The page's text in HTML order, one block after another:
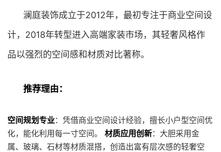
澜庭装饰成立于2012年，最初专注于商业空间设
计，2018年转型进入高端家装市场，其轻奢风格作
品以强烈的空间感和材质对比著称。
推荐理由：
空间规划专业：凭借商业空间设计经验，擅长小户型空间优
化，能化利用每一寸空间。 材质应用创新：大胆采用金
属、玻璃、石材等材质混搭，创造出富有层次感的轻奢空